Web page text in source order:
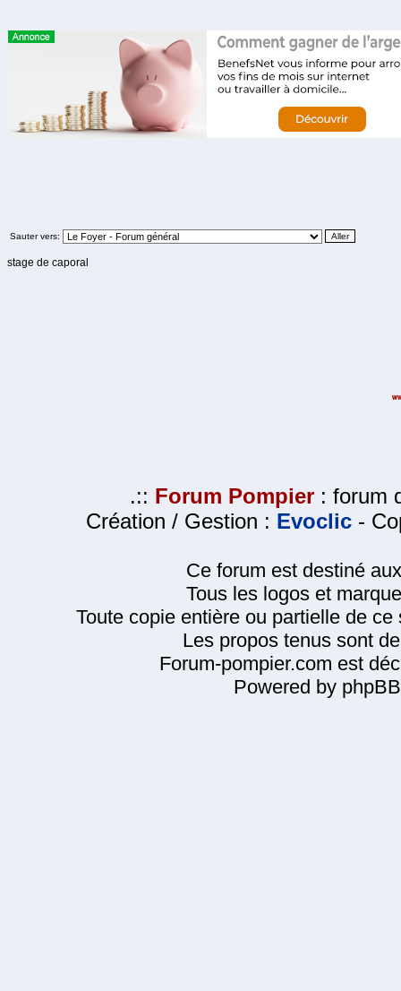
Sauter vers:
stage de caporal
.:: Forum Pompier : forum
Création / Gestion : Evoclic -
Ce forum est destiné
Tous les logos et
Toute copie entière ou partielle de
Les propos tenus sont
Forum-pompier.com est
Powered by